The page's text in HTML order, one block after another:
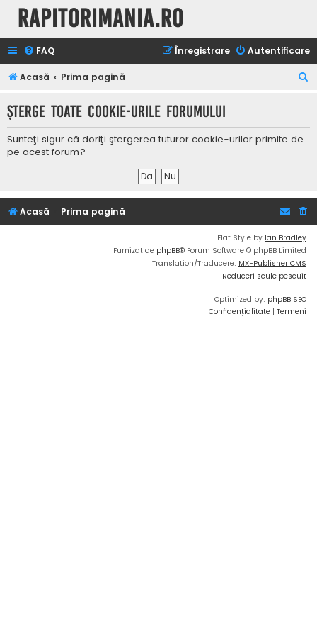
Rapitorimania.ro
FAQ Autentificare
Înregistrare
Acasă Prima pagină
t
Şterge toate cookie-urile forumului
Sunteţi sigur că doriţi ştergerea tuturor cookie-urilor primite de
pe acest forum?
Acasă Prima pagină
Flat Style by Ian Bradley
Furnizat de phpBB® Forum Software © phpBB Limited
Translation/Traducere: MX-Publisher CMS
Reduceri scule pescuit
Optimized by: phpBB SEO
Confidențialitate | Termeni